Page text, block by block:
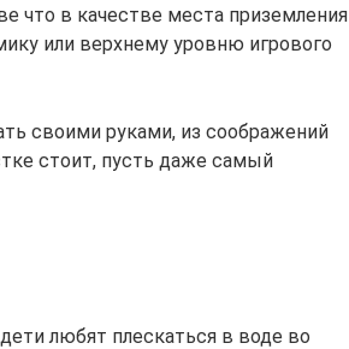
что в качестве места приземления
или верхнему уровню игрового
своими руками, из соображений
стоит, пусть даже самый
любят плескаться в воде во